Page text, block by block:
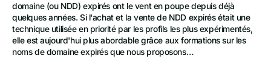
domaine (ou NDD) expirés ont le vent en poupe depuis déjà
quelques années. Si l'achat et la vente de NDD expirés était une
technique utilisée en priorité par les profils les plus expérimentés,
elle est aujourd'hui plus abordable grâce aux formations sur les
noms de domaine expirés que nous proposons…